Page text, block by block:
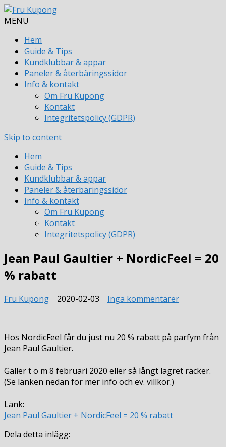
MENU
Hem
Guide & Tips
Kundklubbar & appar
Paneler & återbäringssidor
Info & kontakt
Om Fru Kupong
Kontakt
Integritetspolicy (GDPR)
Skip to content
Hem
Guide & Tips
Kundklubbar & appar
Paneler & återbäringssidor
Info & kontakt
Om Fru Kupong
Kontakt
Integritetspolicy (GDPR)
Jean Paul Gaultier + NordicFeel = 20
% rabatt
Fru Kupong 2020-02-03 Inga kommentarertill
Gaultier
+
20
Hos NordicFeel får du just nu 20 % rabatt på parfym från
Jean Paul Gaultier.
Gäller t o m 8 februari 2020 eller så långt lagret räcker.
(Se länken nedan för mer info och ev. villkor.)
Länk:
Jean Paul Gaultier + NordicFeel = 20 % rabatt
Dela detta inlägg: